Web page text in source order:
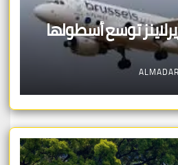
توسع أسطولها
ALMADAR